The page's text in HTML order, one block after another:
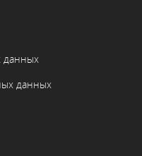
данных
данных